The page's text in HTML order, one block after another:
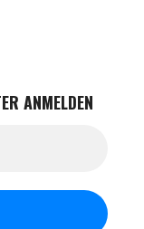
ANMELDEN